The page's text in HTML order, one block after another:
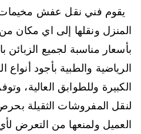
يقوم فني نقل عفش
المنزل ونقلها إلى اي مكان
بأسعار مناسبة لجميع الزبائن
الرياضية والطبية بأجود
الكبيرة وللطوابق العالية،
لنقل المفروشات الثقيلة
العميل ولمنعها من التعرض